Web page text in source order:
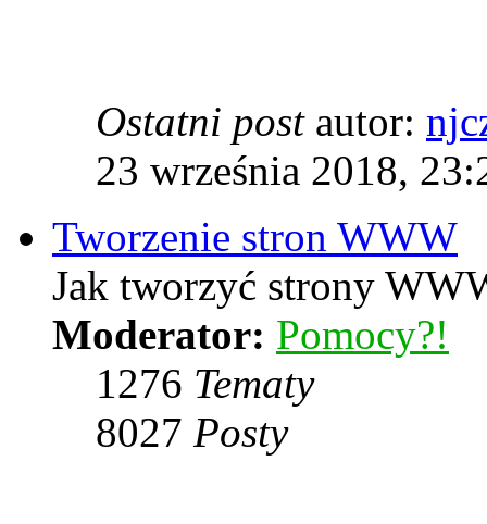
Ostatni postautor:
23 września 2018,
Tworzenie stron WWW
Jak tworzyć strony
Moderator: Pomocy?!
1276 Tematy
8027 Posty